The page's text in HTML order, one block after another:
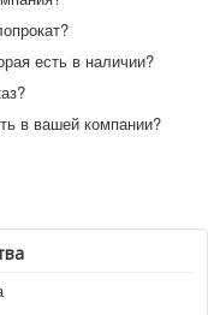
есть в наличии?
в вашей компании?